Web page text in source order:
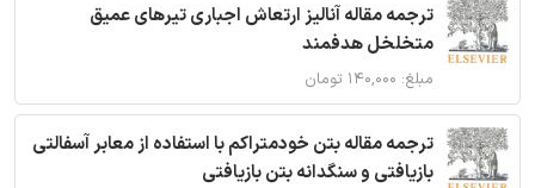
ترجمه مقاله آنالیز ارتعاش اجباری تیرهای عمیق
متخلخل هدفمند
مبلغ: ۱۴۰,۰۰۰ تومان
ترجمه مقاله بتن خودمتراکم با استفاده از معابر آسفالتی
بازیافتی و سنگدانه بتن بازیافتی